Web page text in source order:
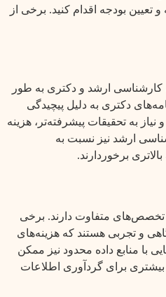
بودجه اقدام کنید. برخی از
کارشناسی ارشد و دکتری به طور
دکتری به دلیل پیچیدگی
به تحقیقات پیشرفته‌تر، هزینه
ارشد نیز نسبت به
برخوردارند.
تخصص‌های متفاوت دارند. برخی
و تجربی هستند که هزینه‌های
با منابع داده محدود نیز ممکن
برای گردآوری اطلاعات